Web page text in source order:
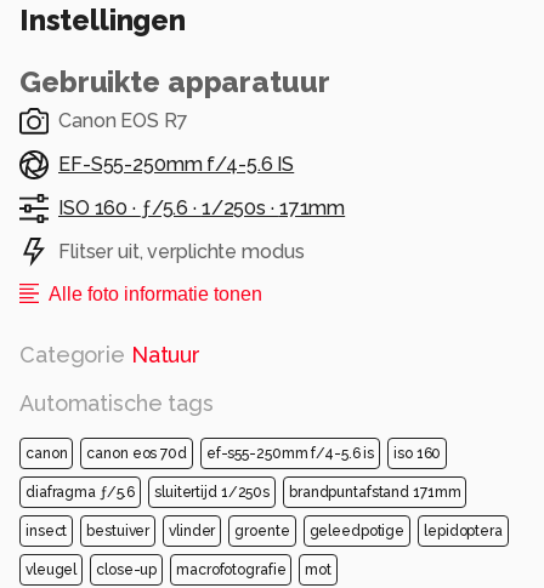
Instellingen
Gebruikte apparatuur
Canon EOS R7
EF-S55-250mm f/4-5.6 IS
ISO 160 · ƒ/5.6 · 1/250s · 171mm
Flitser uit, verplichte modus
Alle foto informatie tonen
Categorie Natuur
Automatische tags
canon canon eos 70d ef-s55-250mm f/4-5.6 is iso 160
diafragma ƒ/5.6 sluitertijd 1/250s brandpuntafstand 171mm
insect bestuiver vlinder groente geleedpotige lepidoptera
vleugel close-up macrofotografie mot